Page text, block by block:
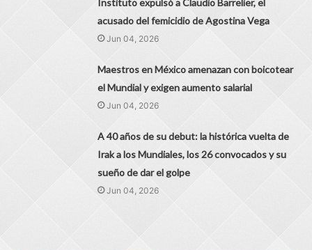
acusado del femicidio de Agostina Vega
Jun 04, 2026
Maestros en México amenazan con boicotear
el Mundial y exigen aumento salarial
Jun 04, 2026
A 40 años de su debut: la histórica vuelta de
Irak a los Mundiales, los 26 convocados y su
sueño de dar el golpe
Jun 04, 2026